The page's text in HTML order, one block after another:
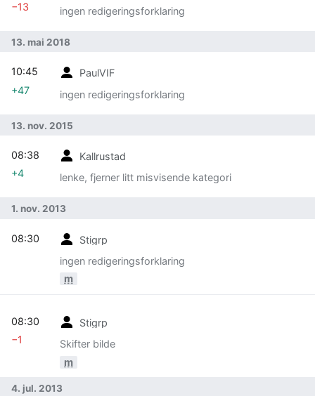
ingen redigeringsforklaring
−13
13. mai 2018
PaulVIF
ingen redigeringsforklaring
10:45
+47
13. nov. 2015
Kallrustad
lenke, fjerner litt misvisende kategori
08:38
+4
1. nov. 2013
Stigrp
ingen redigeringsforklaring
m
08:30
Stigrp
Skifter bilde
m
08:30
−1
4. jul. 2013